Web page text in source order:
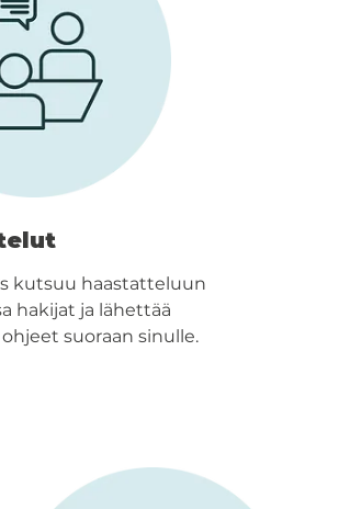
kutsuu haastatteluun
hakijat ja lähettää
suoraan sinulle.